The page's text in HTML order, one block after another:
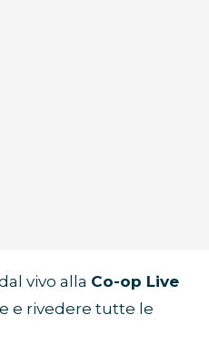
vivo alla Co-op Live
e rivedere tutte le